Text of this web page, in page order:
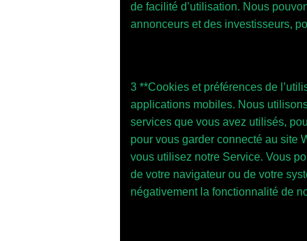
de facilité d’utilisation. Nous
annonceurs et des investisseurs,
3 **Cookies et préférences de
applications mobiles. Nous
services que vous avez utilisés,
pour vous garder connecté au site
vous utilisez notre Service. Vous
de votre navigateur ou de votre
négativement la fonctionnalité de